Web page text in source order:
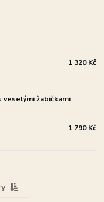
1 320 Kč
veselými žabičkami
1 790 Kč